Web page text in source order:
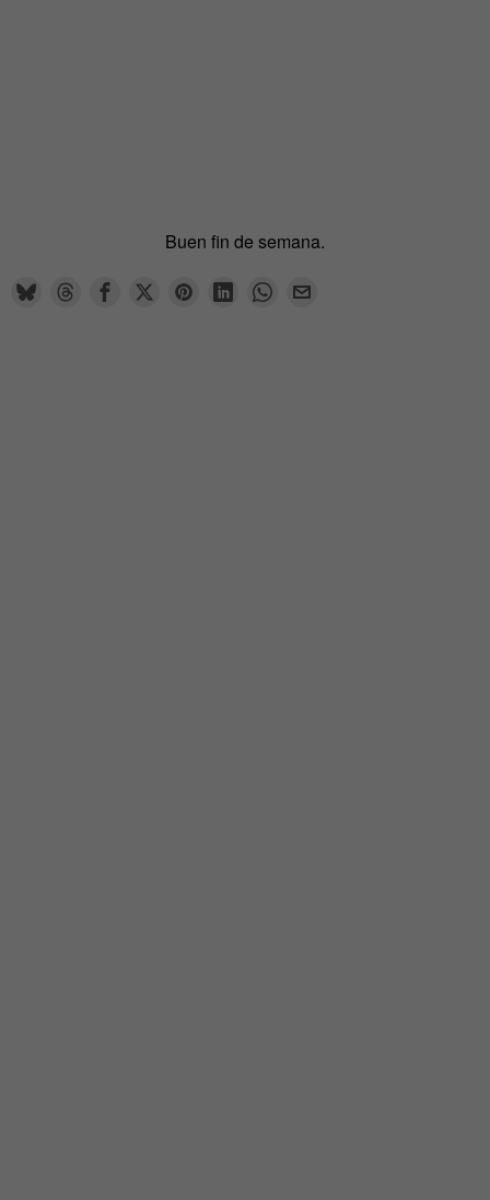
Buen fin de semana.